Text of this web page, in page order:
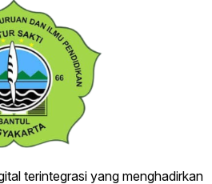
terintegrasi yang menghadirkan